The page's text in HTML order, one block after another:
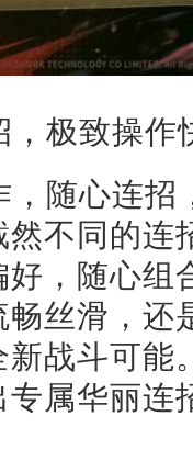
，极致操作
，随心连招
不同的连
，随心组
丝滑，还
战斗可能
属华丽连